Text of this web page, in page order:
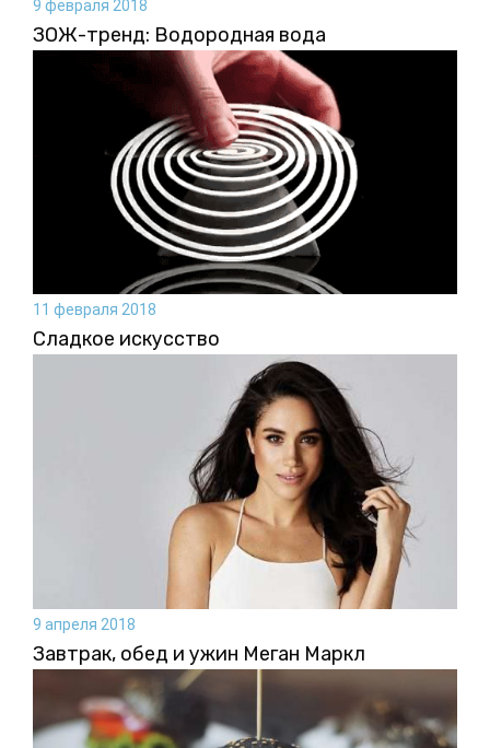
9 февраля 2018
ЗОЖ-тренд: Водородная вода
11 февраля 2018
Сладкое искусство
9 апреля 2018
Завтрак, обед и ужин Меган Маркл